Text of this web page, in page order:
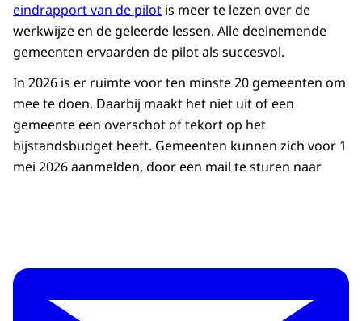
eindrapport van de pilot is meer te lezen over de
werkwijze en de geleerde lessen. Alle deelnemende
gemeenten ervaarden de pilot als succesvol.
In 2026 is er ruimte voor ten minste 20 gemeenten om
mee te doen. Daarbij maakt het niet uit of een
gemeente een overschot of tekort op het
bijstandsbudget heeft. Gemeenten kunnen zich voor 1
mei 2026 aanmelden, door een mail te sturen naar